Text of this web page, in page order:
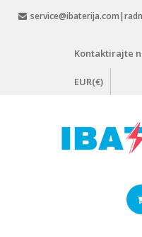
Kontaktirajte
EUR(€)